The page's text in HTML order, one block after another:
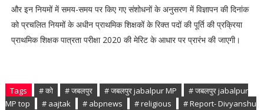
और इन नियमों में समय-समय पर किए गए संशोधनों के अनुसरण में विज्ञापन की दिनांक
को प्रचलित नियमों के अधीन प्राथमिक शिक्षकों के रिक्त पदों की पूर्ति की प्रक्रिया
प्राथमिक शिक्षक पात्रता परीक्षा 2020 की मेरिट के आधार पर प्रारंभ की जाएगी।
Tags # को # जबलपुर # जबलपुर jabalpur MP
# जबलपुर jabalpur
MP top
# aajtak # abpnews # religious
# Report- Divyanshu